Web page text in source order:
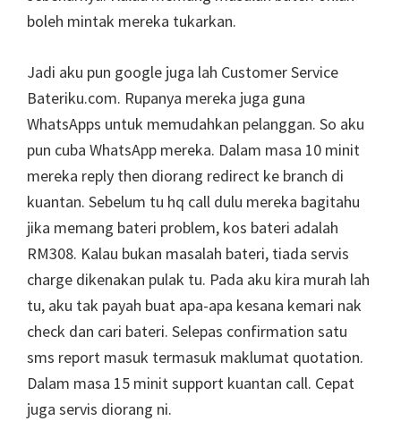
boleh mintak mereka tukarkan.
Jadi aku pun google juga lah Customer Service
Bateriku.com. Rupanya mereka juga guna
WhatsApps untuk memudahkan pelanggan. So aku
pun cuba WhatsApp mereka. Dalam masa 10 minit
mereka reply then diorang redirect ke branch di
kuantan. Sebelum tu hq call dulu mereka bagitahu
jika memang bateri problem, kos bateri adalah
RM308. Kalau bukan masalah bateri, tiada servis
charge dikenakan pulak tu. Pada aku kira murah lah
tu, aku tak payah buat apa-apa kesana kemari nak
check dan cari bateri. Selepas confirmation satu
sms report masuk termasuk maklumat quotation.
Dalam masa 15 minit support kuantan call. Cepat
juga servis diorang ni.